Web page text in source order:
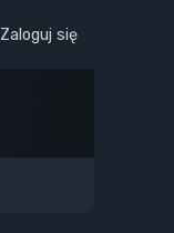
Zaloguj się